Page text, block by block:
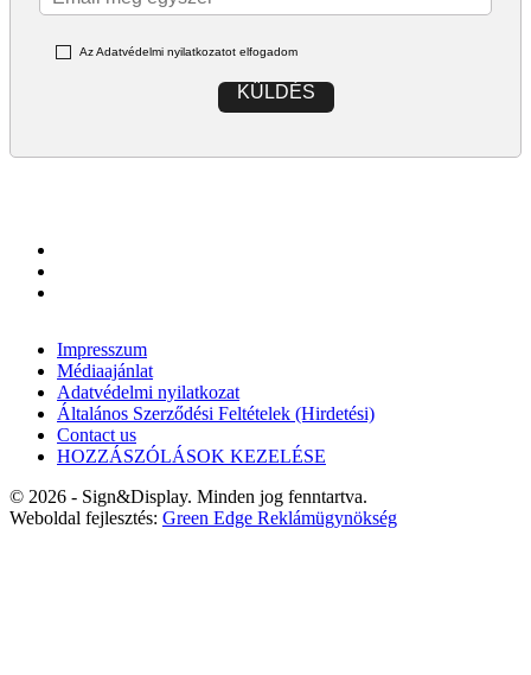
Az Adatvédelmi nyilatkozatot elfogadom
KÜLDÉS
Impresszum
Médiaajánlat
Adatvédelmi nyilatkozat
Általános Szerződési Feltételek (Hirdetési)
Contact us
HOZZÁSZÓLÁSOK KEZELÉSE
© 2026 - Sign&Display. Minden jog fenntartva.
Weboldal fejlesztés: Green Edge Reklámügynökség